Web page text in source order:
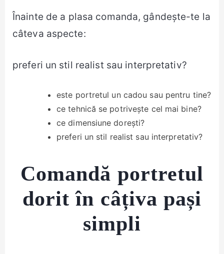
Înainte de a plasa comanda, gândește-te la
câteva aspecte:
preferi un stil realist sau interpretativ?
este portretul un cadou sau pentru tine?
ce tehnică se potrivește cel mai bine?
ce dimensiune dorești?
preferi un stil realist sau interpretativ?
Comandă portretul
dorit în câțiva pași
simpli